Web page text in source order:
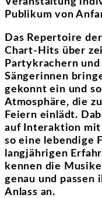
Publikum von
Das Repertoire
Chart-Hits über
Partykrachern
Sängerinnen
gekonnt ein und
Atmosphäre, die
Feiern einlädt.
auf Interaktion mit
so eine lebendige
langjährigen
kennen die
genau und passen
Anlass an.